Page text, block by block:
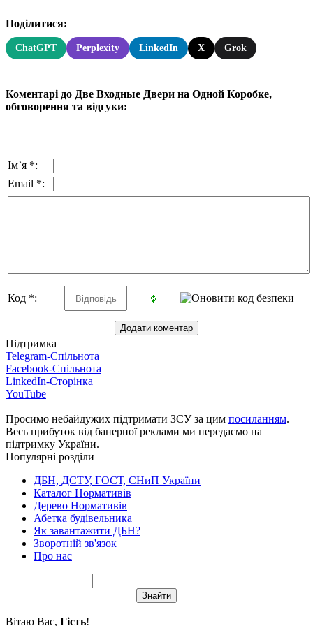
Поділитися:
ChatGPT Perplexity LinkedIn X Grok
Коментарі до Две Входные Двери на Одной Коробке,
обговорення та відгуки:
Ім`я *:
Email *:
Код *:
Підтримка
Telegram-Спільнота
Facebook-Спільнота
LinkedIn-Сторінка
YouTube
Просимо небайдужих підтримати ЗСУ за цим посиланням.
Весь прибуток від банерної реклами ми передаємо на
підтримку України.
Популярні розділи
ДБН, ДСТУ, ГОСТ, СНиП України
Каталог Нормативів
Дерево Нормативів
Абетка будівельника
Як завантажити ДБН?
Зворотній зв'язок
Про нас
Вітаю Вас, Гість!